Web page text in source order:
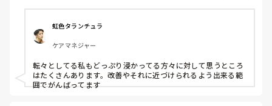
大変モヤモヤしてます。
失礼しました。
毎日風呂とレクあってめんどくさそう。笑
最近仕事のモチベがほんとにない。
無難に事故なく淡々と仕事こなせればいいやって感じになっ
てきてしまったな。
実際働いてみないと施設がどんなもんか分からないのがなか
虹色タランチュラ
ケアマネジャー
転々としてる私もどっぷり浸かってる方々に対して思うところ
はたくさんあります。改善やそれに近づけられるよう出来る範
囲でがんばってます